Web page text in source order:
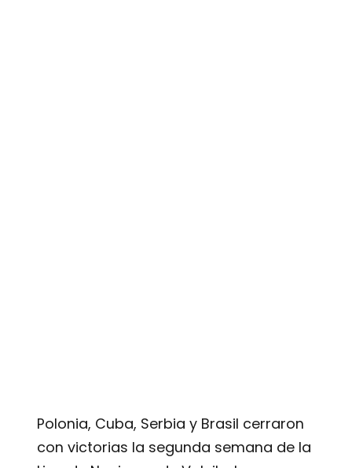
Polonia, Cuba, Serbia y Brasil cerraron
con victorias la segunda semana de la